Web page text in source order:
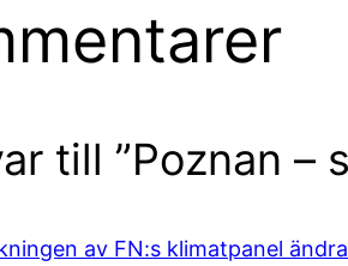
till ”Poznan –
av FN:s klimatpanel